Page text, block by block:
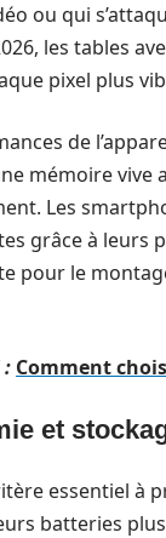
ou qui
les tables
pixel plus
de
mémoire vive
Les
grâce à leurs
pour le
: Comment
et
essentiel à
batteries